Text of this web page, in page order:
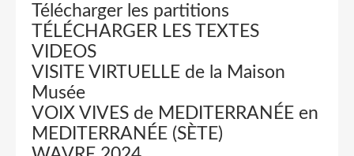
Télécharger les partitions
TÉLÉCHARGER LES TEXTES
VIDEOS
VISITE VIRTUELLE de la Maison
Musée
VOIX VIVES de MEDITERRANÉE en
MEDITERRANÉE (SÈTE)